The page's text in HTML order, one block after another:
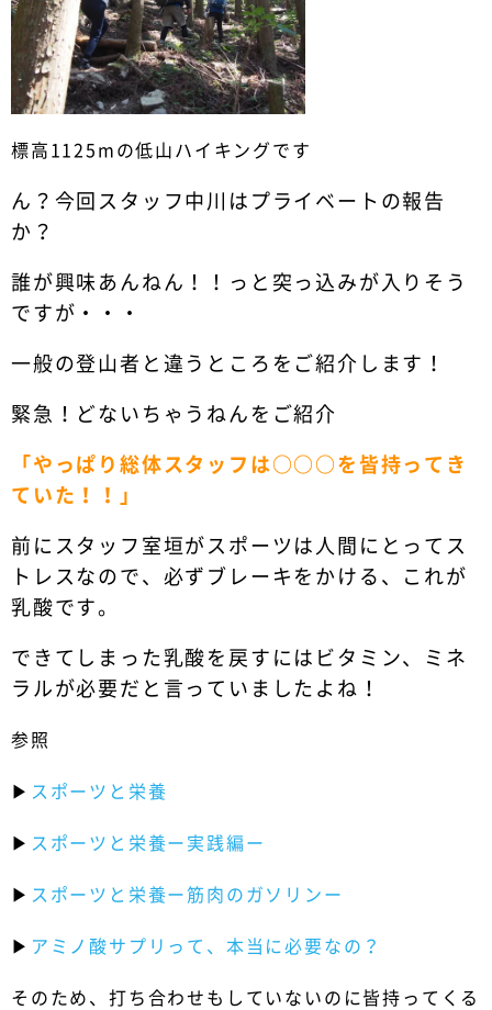
標高1125mの低山ハイキングです
ん？今回スタッフ中川はプライベートの報告
か？
誰が興味あんねん！！っと突っ込みが入りそう
ですが・・・
一般の登山者と違うところをご紹介します！
緊急！どないちゃうねんをご紹介
「やっぱり総体スタッフは○○○を皆持ってき
ていた！！」
前にスタッフ室垣がスポーツは人間にとってス
トレスなので、必ずブレーキをかける、これが
乳酸です。
できてしまった乳酸を戻すにはビタミン、ミネ
ラルが必要だと言っていましたよね！
参照
▶︎ スポーツと栄養
▶︎ スポーツと栄養ー実践編ー
▶︎ スポーツと栄養ー筋肉のガソリンー
▶︎ アミノ酸サプリって、本当に必要なの？
そのため、打ち合わせもしていないのに皆持ってくる